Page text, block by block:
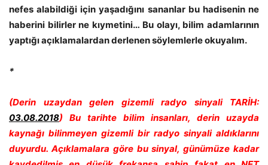
nefes alabildiği için yaşadığını sananlar bu hadisenin ne
haberini bilirler ne kıymetini… Bu olayı, bilim adamlarının
yaptığı açıklamalardan derlenen söylemlerle okuyalım.
*
(Derin uzaydan gelen gizemli radyo sinyali TARİH:
03.08.2018) Bu tarihte bilim insanları, derin uzayda
kaynağı bilinmeyen gizemli bir radyo sinyali aldıklarını
duyurdu. Açıklamalara göre bu sinyal, günümüze kadar